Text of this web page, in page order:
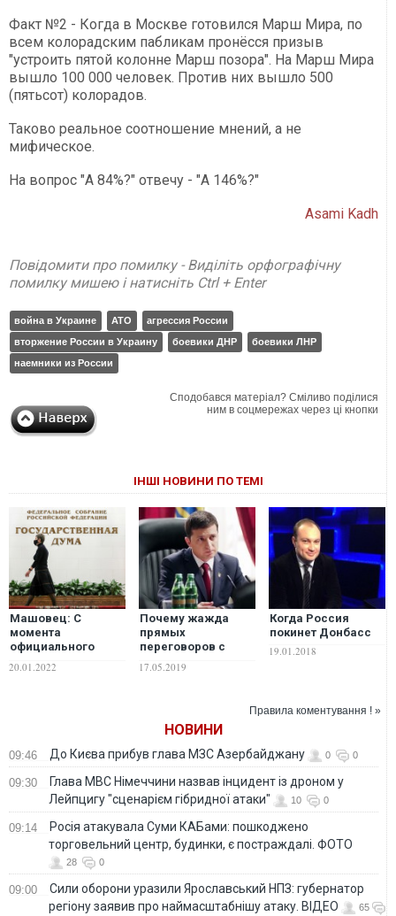
Факт №2 - Когда в Москве готовился Марш Мира, по
всем колорадским пабликам пронёсся призыв
"устроить пятой колонне Марш позора". На Марш Мира
вышло 100 000 человек. Против них вышло 500
(пятьсот) колорадов.
Таково реальное соотношение мнений, а не
мифическое.
На вопрос "А 84%?" отвечу - "А 146%?"
Asami Kadh
Повідомити про помилку - Виділіть орфографічну
помилку мишею і натисніть Ctrl + Enter
война в Украине АТО
агрессия России
вторжение России в Украину
боевики ДНР
боевики ЛНР
наемники из России
Сподобався матеріал? Сміливо поділися
ним в соцмережах через ці кнопки
ІНШІ НОВИНИ ПО ТЕМІ
Машовец: С
момента
официального
"ЛНР", а также
Украиной во всех
отношениях
20.01.2022
Почему жажда
прямых
переговоров с
группировками
украинские города
17.05.2019
Когда Россия
покинет Донбасс
19.01.2018
Правила коментування ! »
НОВИНИ
09:46 До Києва прибув глава МЗС Азербайджану 0 0
09:30
Глава МВС Німеччини назвав інцидент із дроном у
Лейпцигу "сценарієм гібридної атаки"
10 0
09:14
Росія атакувала Суми КАБами: пошкоджено
торговельний центр, будинки, є постраждалі. ФОТО
28 0
09:00
Сили оборони уразили Ярославський НПЗ: губернатор
регіону заявив про наймасштабнішу атаку. ВІДЕО
65